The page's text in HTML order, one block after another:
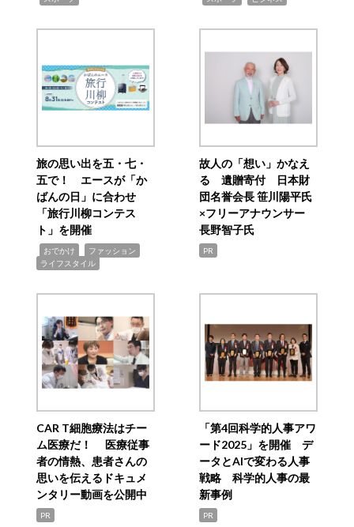
旅の思い出を五・七・
五で！ エースが「か
ばんの日」に合わせ
「旅行川柳コンテス
ト」を開催
おでかけ ファッション
ライフスタイル
故人の「想い」かなえ
る 遺贈寄付 日本財
団名誉会長 笹川陽平氏
×フリーアナウンサー
長野智子氏
PR
CAR T細胞療法はチー
ム医療だ！ 医療従事
者の情熱、患者さんの
思いを伝えるドキュメ
ンタリー動画を公開中
PR
「第4回科学的人事アワ
ード2025」を開催 デ
ータとAIで変わる人事
戦略 科学的人事の最
新事例
PR